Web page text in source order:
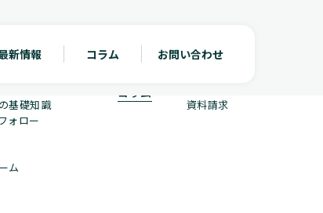
新情報 コラム お問い合わせ
リフォームについて
基礎知識
ォロー
ム
最新情報
コラム
お問い合わせ
資料請求